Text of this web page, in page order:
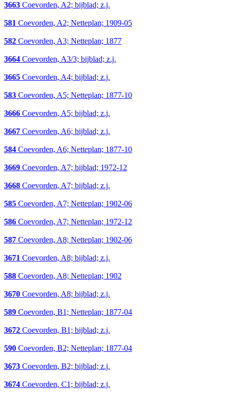
3663 Coevorden, A2; bijblad; z.j.
581 Coevorden, A2; Netteplan; 1909-05
582 Coevorden, A3; Netteplan; 1877
3664 Coevorden, A3/3; bijblad; z.j.
3665 Coevorden, A4; bijblad; z.j.
583 Coevorden, A5; Netteplan; 1877-10
3666 Coevorden, A5; bijblad; z.j.
3667 Coevorden, A6; bijblad; z.j.
584 Coevorden, A6; Netteplan; 1877-10
3669 Coevorden, A7; bijblad; 1972-12
3668 Coevorden, A7; bijblad; z.j.
585 Coevorden, A7; Netteplan; 1902-06
586 Coevorden, A7; Netteplan; 1972-12
587 Coevorden, A8; Netteplan; 1902-06
3671 Coevorden, A8; bijblad; z.j.
588 Coevorden, A8; Netteplan; 1902
3670 Coevorden, A8; bijblad; z.j.
589 Coevorden, B1; Netteplan; 1877-04
3672 Coevorden, B1; bijblad; z.j.
590 Coevorden, B2; Netteplan; 1877-04
3673 Coevorden, B2; bijblad; z.j.
3674 Coevorden, C1; bijblad; z.j.